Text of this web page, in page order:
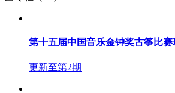
第十五届中国音乐金钟奖古筝比赛
更新至第2期